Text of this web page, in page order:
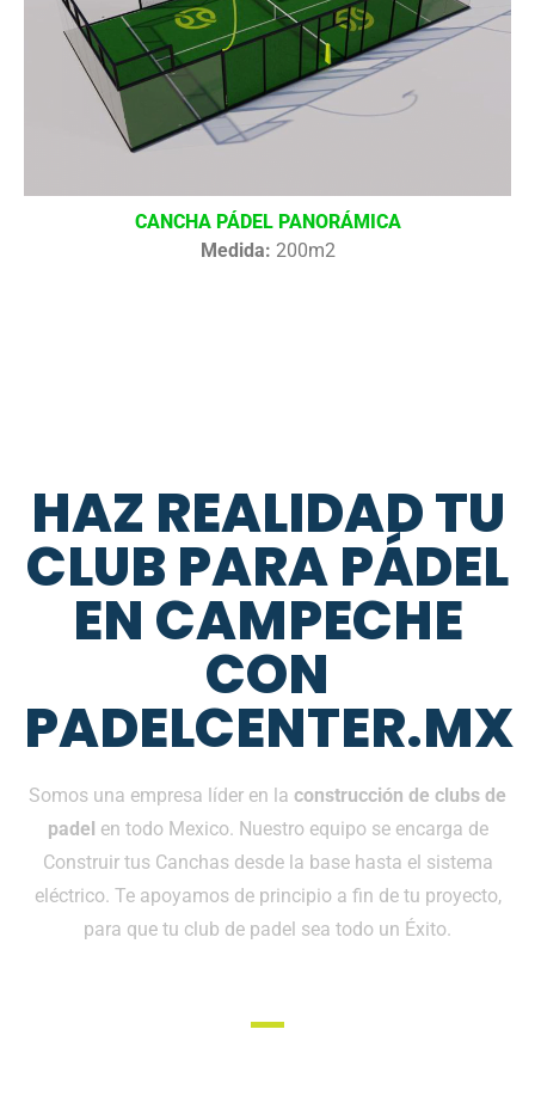
CANCHA PÁDEL PANORÁMICA
Medida: 200m2
HAZ REALIDAD TU
CLUB PARA PÁDEL
EN CAMPECHE
CON
PADELCENTER.MX
Somos una empresa líder en la construcción de clubs de
padel en todo Mexico. Nuestro equipo se encarga de
Construir tus Canchas desde la base hasta el sistema
eléctrico. Te apoyamos de principio a fin de tu proyecto,
para que tu club de padel sea todo un Éxito.